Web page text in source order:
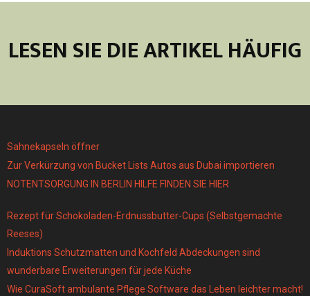
LESEN SIE DIE ARTIKEL HÄUFIG
Sahnekapseln öffner
Zur Verkürzung von Bucket Lists Autos aus Dubai importieren
NOTENTSORGUNG IN BERLIN HILFE FINDEN SIE HIER
Rezept für Schokoladen-Erdnussbutter-Cups (Selbstgemachte
Reeses)
Induktions Schutzmatten und Kochfeld Abdeckungen sind
wunderbare Erweiterungen für jede Küche
Wie CuraSoft ambulante Pflege Software das Leben leichter macht!